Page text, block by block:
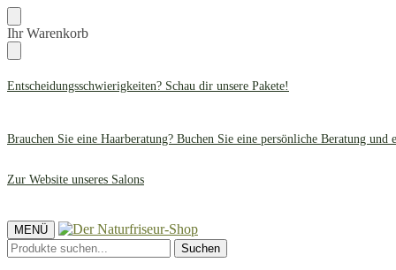
Zur
Navigation
springen
Zum
Inhalt
springen
Ihr Warenkorb
Entscheidungsschwierigkeiten? Schau dir unsere Pakete!
Brauchen Sie eine Haarberatung? Buchen Sie eine persönliche Beratung und
Zur Website unseres Salons
MENÜ
Suche
nach:
Suchen